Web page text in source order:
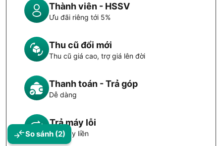
So sánh (2)
Thành viên - HSSV
Ưu đãi riêng tới 5%
Thu cũ đổi mới
Thu cũ giá cao, trợ giá lên đời
Thanh toán - Trả góp
Dễ dàng
Trả máy lỗi
Đổi máy liền